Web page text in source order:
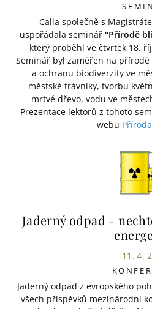
Calla společně s
uspořádala seminář "Přírodě
který proběhl ve čtvrtek 18.
Seminář byl zaměřen na
a ochranu biodiverzity ve
městské trávníky, tvorbu
mrtvé dřevo, vodu ve
Prezentace lektorů z tohoto
webu
Jaderný odpad -
11. 4.
Jaderný odpad z evropského
všech příspěvků mezinárodní